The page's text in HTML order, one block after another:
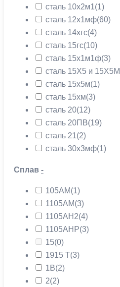
сталь 10х2м1(1)
сталь 12х1мф(60)
сталь 14хгс(4)
сталь 15гс(10)
сталь 15х1м1ф(3)
сталь 15Х5 и 15Х5М
сталь 15х5м(1)
сталь 15хм(3)
сталь 20(12)
сталь 20ПВ(19)
сталь 21(2)
сталь 30х3мф(1)
Сплав -
105АМ(1)
1105АМ(3)
1105АН2(4)
1105АНР(3)
15(0)
1915 Т(3)
1В(2)
2(2)